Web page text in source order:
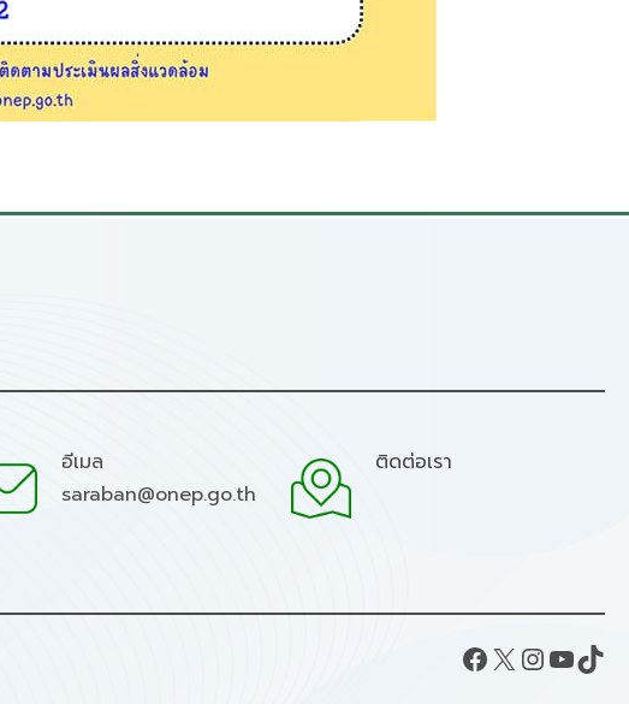
อีเมล
saraban@onep.go.th
ติดต่อเรา
Facebook X InstagramYouTube TikTok